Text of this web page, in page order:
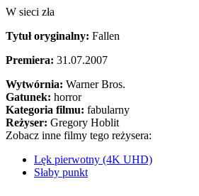
W sieci zła
Tytuł oryginalny: Fallen
Premiera: 31.07.2007
Wytwórnia: Warner Bros.
Gatunek: horror
Kategoria filmu: fabularny
Reżyser: Gregory Hoblit
Zobacz inne filmy tego reżysera:
Lęk pierwotny (4K UHD)
Słaby punkt